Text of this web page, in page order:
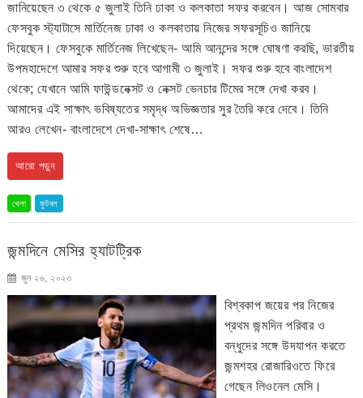
জানিয়েছেন ৩ থেকে ৫ জুলাই তিনি ঢাকা ও কলকাতা সফর করবেন। আজ সোমবার
ফেসবুক স্ট্যাটাসে মার্তিনেজ ঢাকা ও কলকাতায় নিজের সফরসূচিও জানিয়ে
দিয়েছেন। ফেসবুকে মার্তিনেজ লিখেছেন- আমি আনন্দের সঙ্গে ঘোষণা করছি, ভারতীয়
উপমহাদেশে আমার সফর শুরু হবে আগামী ৩ জুলাই। সফর শুরু হবে বাংলাদেশ
থেকে; যেখানে আমি ফাউন্ডনেক্সট ও নেক্সট ভেনচার টিমের সঙ্গে দেখা করব।
আমাদের এই সাক্ষাৎ ভবিষ্যতের সমৃদ্ধ অভিজ্ঞতার সুর তৈরি করে দেবে। তিনি
আরও লেখেন- বাংলাদেশে দেখা-সাক্ষাৎ শেষে…
আরো পড়ুন
খেলা ফুটবল
জন্মদিনে মেসির হ্যাটট্রিক
জুন ২৬, ২০২৩
বিশ্বকাপ জয়ের পর নিজের
প্রথম জন্মদিন পরিবার ও
বন্ধুদের সঙ্গে উদযাপন করতে
জন্মশহর রোজারিওতে ফিরে
গেছেন লিওনেল মেসি।